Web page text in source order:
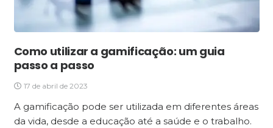
Como utilizar a gamificação: um guia
passo a passo
17 de abril de 2023
A gamificação pode ser utilizada em diferentes áreas
da vida, desde a educação até a saúde e o trabalho.